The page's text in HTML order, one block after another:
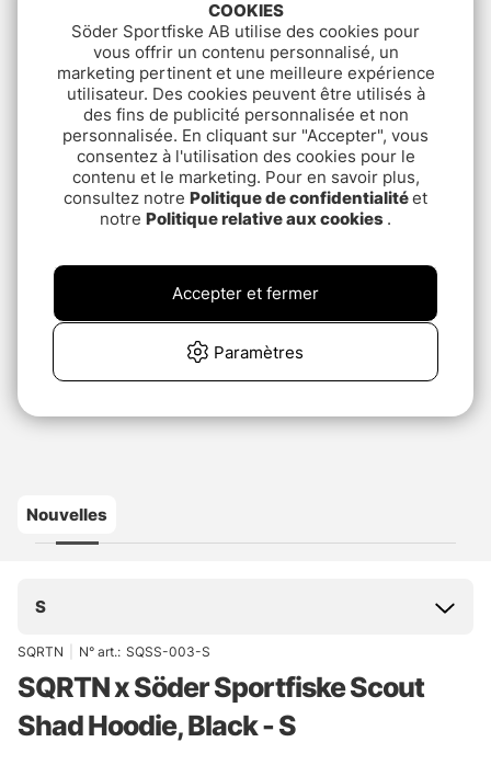
Nouvelles
S
SQRTN N° art.: SQSS-003-S
SQRTN x Söder Sportfiske Scout
Shad Hoodie, Black - S
COOKIES
Söder Sportfiske AB utilise des cookies pour
vous offrir un contenu personnalisé, un
marketing pertinent et une meilleure expérience
utilisateur. Des cookies peuvent être utilisés à
des fins de publicité personnalisée et non
personnalisée. En cliquant sur "Accepter", vous
consentez à l'utilisation des cookies pour le
contenu et le marketing. Pour en savoir plus,
consultez notre Politique de confidentialitéet
notre Politique relative aux cookies .
Paramètres
Accepter et fermer